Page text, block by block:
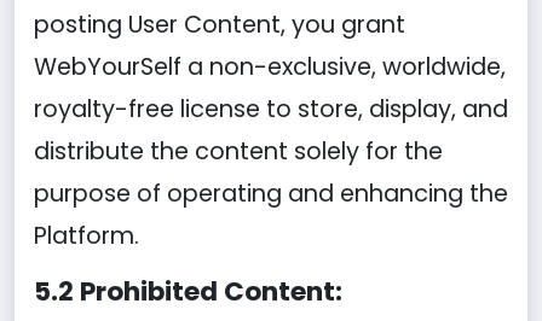
posting User Content, you grant
WebYourSelf a non-exclusive, worldwide,
royalty-free license to store, display, and
distribute the content solely for the
purpose of operating and enhancing the
Platform.
5.2 Prohibited Content: